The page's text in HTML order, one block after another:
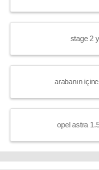
stage 2
arabanın
opel astra